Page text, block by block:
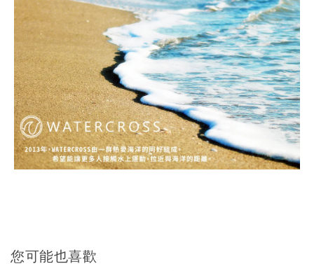
您可能也喜歡